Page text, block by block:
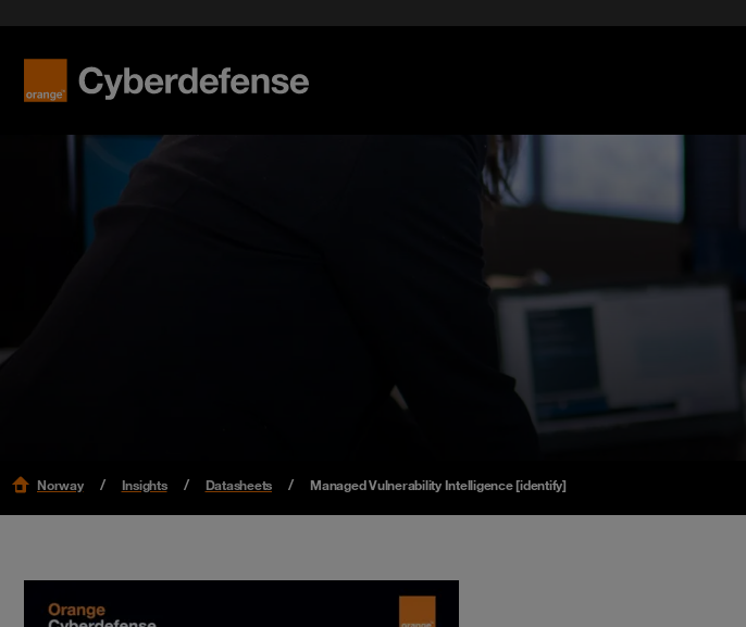
Norway Insights Datasheets Managed Vulnerability Intelligence [identify]